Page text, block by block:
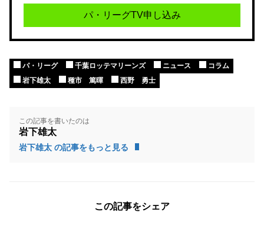
パ・リーグTV申し込み
パ・リーグ 千葉ロッテマリーンズ ニュース
コラム
岩下雄太
種市 篤暉 西野 勇士
この記事を書いたのは
岩下雄太
岩下雄太 の記事をもっと見る
この記事をシェア